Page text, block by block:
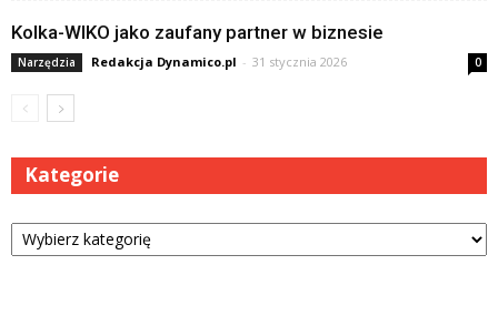
Kolka-WIKO jako zaufany partner w biznesie
Narzędzia Redakcja Dynamico.pl - 31 stycznia 2026 0
Kategorie
Kategorie